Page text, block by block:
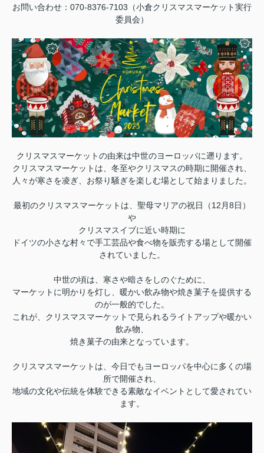
お問い合わせ：070-8376-7103（小倉クリスマスマーケット実行
委員会）
クリスマスマーケットの由来は中世のヨーロッパに遡ります。
クリスマスマーケットは、冬至やクリスマスの時期に開催され、
人々が寒さを凌ぎ、お祭り騒ぎを楽しむ場として始まりました。
最初のクリスマスマーケットは、 聖母マリアの祝日（12月8日）
や
クリスマスイブに近い時期に
ドイツの小さな村々で手工芸品や食べ物を販売する場として開催
されていました。
中世の頃は、寒さや暗さをしのぐために、
マーケットに明かりを灯し、暖かい飲み物や焼き菓子を提供する
のが一般的でした。
これが、クリスマスマーケットで見られるライトアップや暖かい
飲み物、
焼き菓子の由来となっています。
クリスマスマーケットは、今日でもヨーロッパを中心に多くの場
所で開催され、
地域の文化や伝統を体験できる素敵なイベントとして愛されてい
ます。